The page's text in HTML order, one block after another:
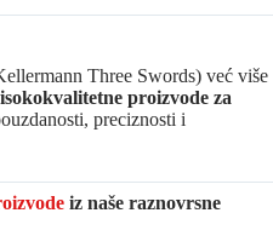
Three Swords) već više
proizvode za
preciznosti i
iz naše raznovrsne